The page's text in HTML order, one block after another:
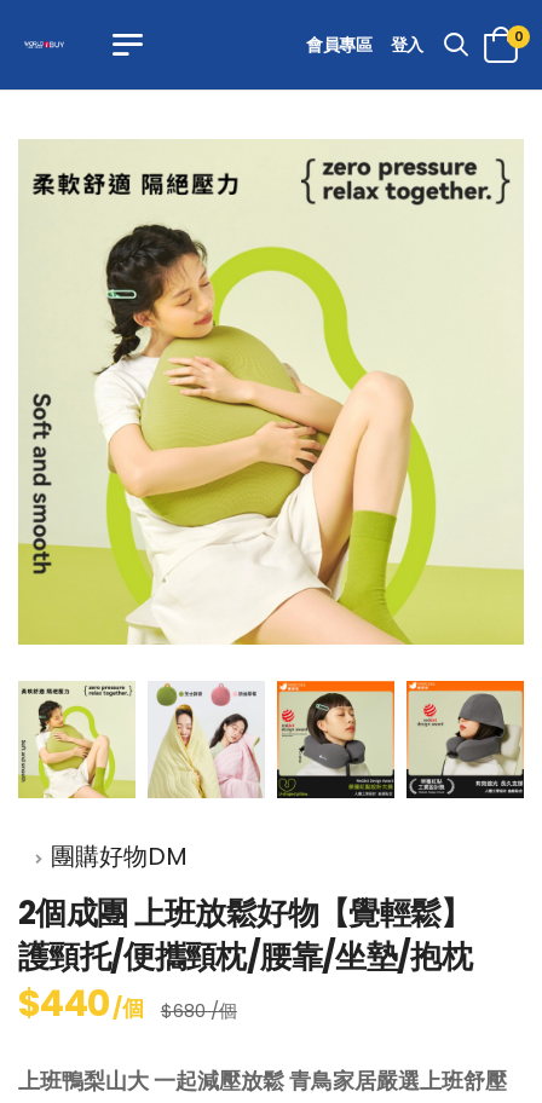
會員專區 登入 0
團購好物DM
2個成團 上班放鬆好物【覺輕鬆】
護頸托/便攜頸枕/腰靠/坐墊/抱枕
$440/個 $680 /個
上班鴨梨山大 一起減壓放鬆 青鳥家居嚴選上班舒壓